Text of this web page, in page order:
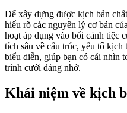
Để xây dựng được kịch bản
hiểu rõ các nguyên lý cơ bản
hoạt áp dụng vào bối cảnh tiệc
tích sâu về cấu trúc, yếu tố
biểu diễn, giúp bạn có cái nhìn
trình cưới đáng nhớ.
Khái niệm về kịch